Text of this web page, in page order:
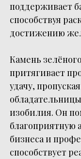
поддерживает
способствуя
достижению
Камень
притягивает
удачу,
изобилия. Он
благоприятную
бизнеса и
способствует